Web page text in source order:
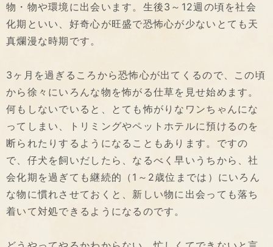
物・物や環境に出会います。生後3～12週の頃を社会
化期といい、好奇心が旺盛で恐怖心が少ないとても天
真爛漫な時期です。
3ヶ月を過ぎるころから恐怖心が出てくるので、この頃
から徐々にいろんな物を怖がる仕草を見せ始めます。
何もしないでいると、とても怖がりなワンちゃんにな
ってしまい、トリミングやペットホテルに預けるのを
断られたりするようになることもあります。ですの
で、仔犬を飼いだしたら、なるべく早いうちから、社
会化期を過ぎても継続的（1～2歳位までは）にいろん
な物に慣れさせておくと、新しい物に出会っても落ち
着いて対処できるようになるのです。